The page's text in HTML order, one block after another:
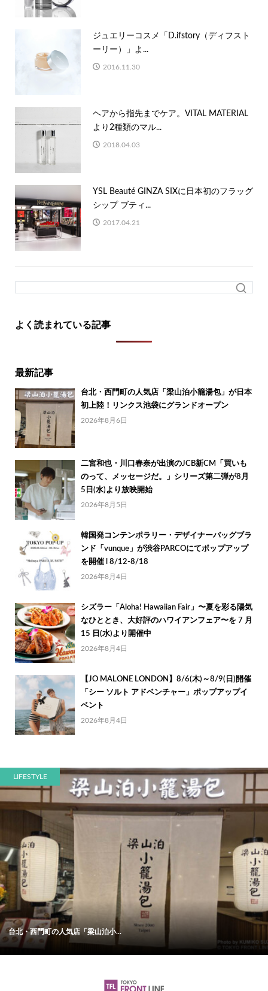
ジュエリーコスメ「D.ifstory（ディフスト
ーリー）」よ...
2016.11.30
ヘアから指先までケア。VITAL MATERIAL
より2種類のマル...
2018.04.03
YSL Beauté GINZA SIXに日本初のフラッグ
シップ ブティ...
2017.04.21
よく読まれている記事
最新記事
台北・西門町の人気店「梁山泊小籠湯包」が日本
初上陸！リンクス池袋にグランドオープン
2026年8月6日
二宮和也・川口春奈が出演のJCB新CM「買いも
のって、メッセージだ。」シリーズ第二弾が8月
5日(水)より放映開始
2026年8月5日
韓国発コンテンポラリー・デザイナーバッグブラ
ンド「vunque」が渋谷PARCOにてポップアップ
を開催 l 8/12-8/18
2026年8月4日
シズラー「Aloha! Hawaiian Fair」〜夏を彩る陽気
なひととき、大好評のハワイアンフェア〜を 7 月
15 日(水)より開催中
2026年8月4日
【JO MALONE LONDON】8/6(木)～8/9(日)開催
「シー ソルト アドベンチャー」ポップアップイ
ベント
2026年8月4日
LIFESTYLE
台北・西門町の人気店「梁山泊小...